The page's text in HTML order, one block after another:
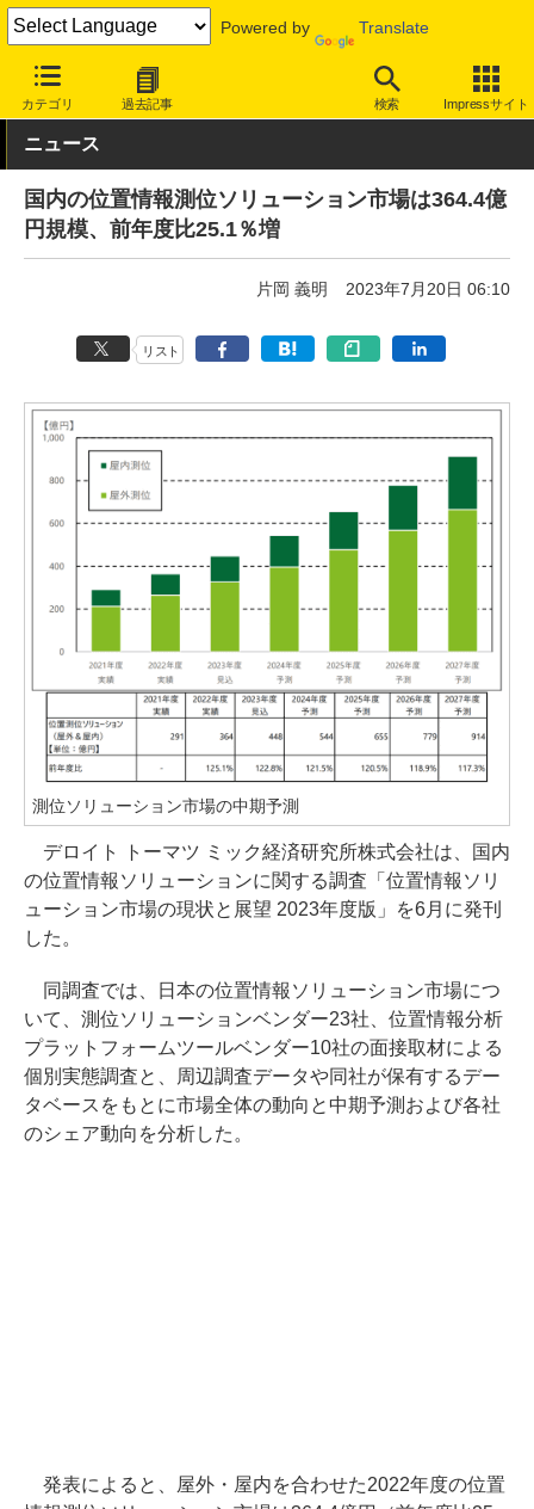
Powered by Translate
カテゴリ 過去記事 検索 Impressサイト
INTERNET Watch トピック
ニュース
国内の位置情報測位ソリューション市場は364.4億
円規模、前年度比25.1％増
片岡 義明 2023年7月20日 06:10
リスト
測位ソリューション市場の中期予測
デロイト トーマツ ミック経済研究所株式会社は、国内
の位置情報ソリューションに関する調査「位置情報ソリ
ューション市場の現状と展望 2023年度版」を6月に発刊
した。
同調査では、日本の位置情報ソリューション市場につ
いて、測位ソリューションベンダー23社、位置情報分析
プラットフォームツールベンダー10社の面接取材による
個別実態調査と、周辺調査データや同社が保有するデー
タベースをもとに市場全体の動向と中期予測および各社
のシェア動向を分析した。
発表によると、屋外・屋内を合わせた2022年度の位置